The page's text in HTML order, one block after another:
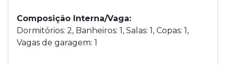
Composição Interna/Vaga:
Dormitórios: 2, Banheiros: 1, Salas: 1, Copas: 1,
Vagas de garagem: 1